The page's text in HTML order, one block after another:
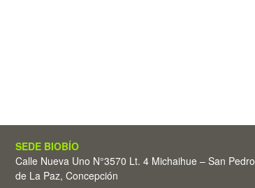
SEDE BIOBÍO
Calle Nueva Uno N°3570 Lt. 4 Michaihue – San Pedro
de La Paz, Concepción